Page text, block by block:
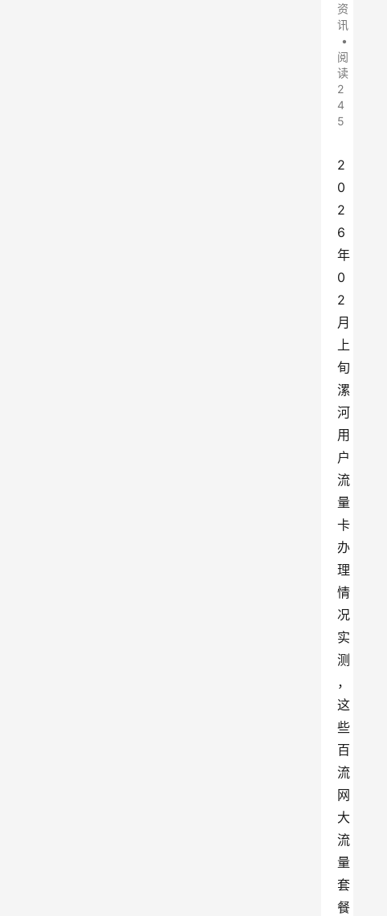
资
讯
•
阅
读
2
4
5
2
0
2
6
年
0
2
月
上
旬
漯
河
用
户
流
量
卡
办
理
情
况
实
测
，
这
些
百
流
网
大
流
量
套
餐